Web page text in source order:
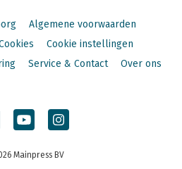
Algemene voorwaarden
Cookie instellingen
Service & Contact Over ons
Mainpress BV